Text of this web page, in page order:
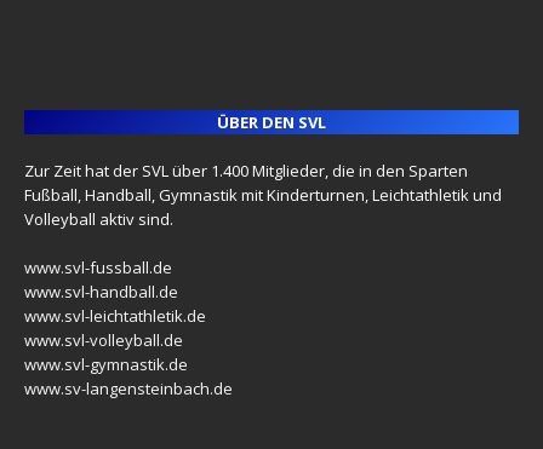
ÜBER DEN SVL
Zur Zeit hat der SVL über 1.400 Mitglieder, die in den Sparten
Fußball, Handball, Gymnastik mit Kinderturnen, Leichtathletik und
Volleyball aktiv sind.
www.svl-fussball.de
www.svl-handball.de
www.svl-leichtathletik.de
www.svl-volleyball.de
www.svl-gymnastik.de
www.sv-langensteinbach.de